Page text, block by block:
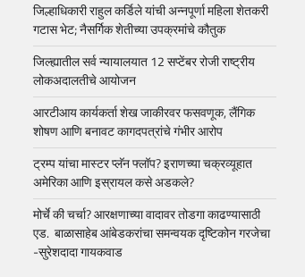
जिल्हाधिकारी राहुल कर्डिले यांची अन्नपूर्णा महिला शेतकरी
गटास भेट; नैसर्गिक शेतीच्या उपक्रमांचे कौतुक
जिल्ह्यातील सर्व न्यायालयात 12 सप्टेंबर रोजी राष्ट्रीय
लोकअदालतीचे आयोजन
आरटीआय कार्यकर्ता शेख जाकीरवर फसवणूक, लैंगिक
शोषण आणि बनावट कागदपत्रांचे गंभीर आरोप
ट्रम्प यांचा मास्टर प्लॅन फ्लॉप? इराणच्या चक्रव्यूहात
अमेरिका आणि इस्रायल कसे अडकले?
मोर्चे की चर्चा? आरक्षणाच्या वादावर तोडगा काढण्यासाठी
एड. बाळासाहेब आंबेडकरांचा समन्वयक दृष्टिकोन गरजेचा
-सुरेशदादा गायकवाड